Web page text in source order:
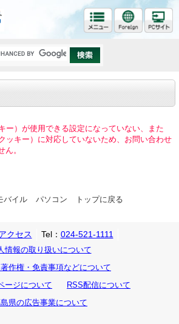
ー）が使用できる設定になっていない、また
ッキー）に対応していないため、お問い合わせ
ん。
バイル パソコン トップに戻る
クセス Tel： 024-521-1111
情報の取り扱いについて
作権・免責事項などについて
ージについて
RSS配信について
県の広告事業について